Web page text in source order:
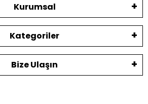
Kurumsal
Kategoriler
Bize Ulaşın